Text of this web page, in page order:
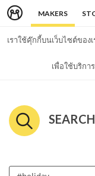
MAKERS
เราใช้คุ๊กกี้บนเว็บไซต์ขอ
เพื่อใช้บริกา
SEARCH